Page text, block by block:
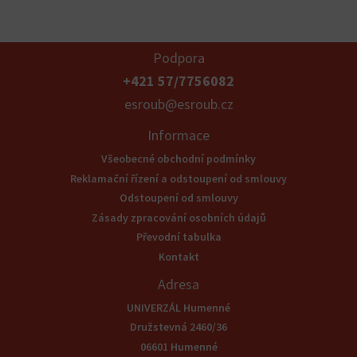
Podpora
+421 57/7756082
esroub@esroub.cz
Informace
Všeobecné obchodní podmínky
Reklamační řízení a odstoupení od smlouvy
Odstoupení od smlouvy
Zásady zpracování osobních údajů
Převodní tabulka
Kontakt
Adresa
UNIVERZÁL Humenné
Družstevná 2460/36
06601 Humenné